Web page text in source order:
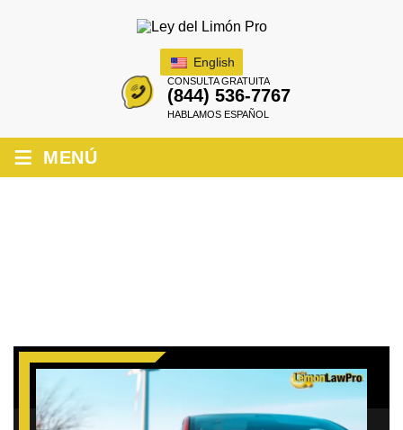
English
CONSULTA GRATUITA
(844) 536-7767
HABLAMOS ESPAÑOL
≡ MENÚ